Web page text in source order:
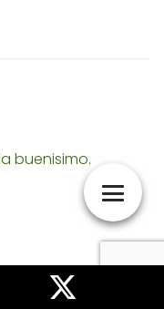
buenisimo.